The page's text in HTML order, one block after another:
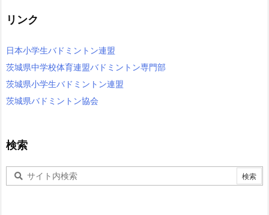
リンク
日本小学生バドミントン連盟
茨城県中学校体育連盟バドミントン専門部
茨城県小学生バドミントン連盟
茨城県バドミントン協会
検索